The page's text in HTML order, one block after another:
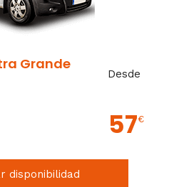
Grande
Desde
57€
disponibilidad